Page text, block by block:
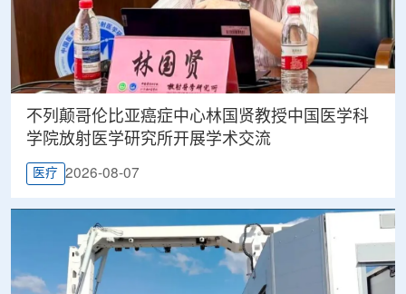
不列颠哥伦比亚癌症中心林国贤教授中国医学科
学院放射医学研究所开展学术交流
医疗 2026-08-07